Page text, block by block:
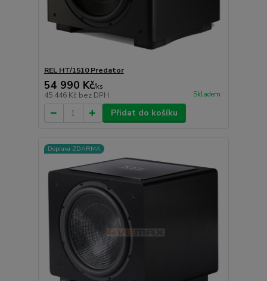
REL HT/1510 Predator
54 990 Kč/ks
45 446 Kč bez DPH Skladem
Přidat do košíku
Doprava ZDARMA